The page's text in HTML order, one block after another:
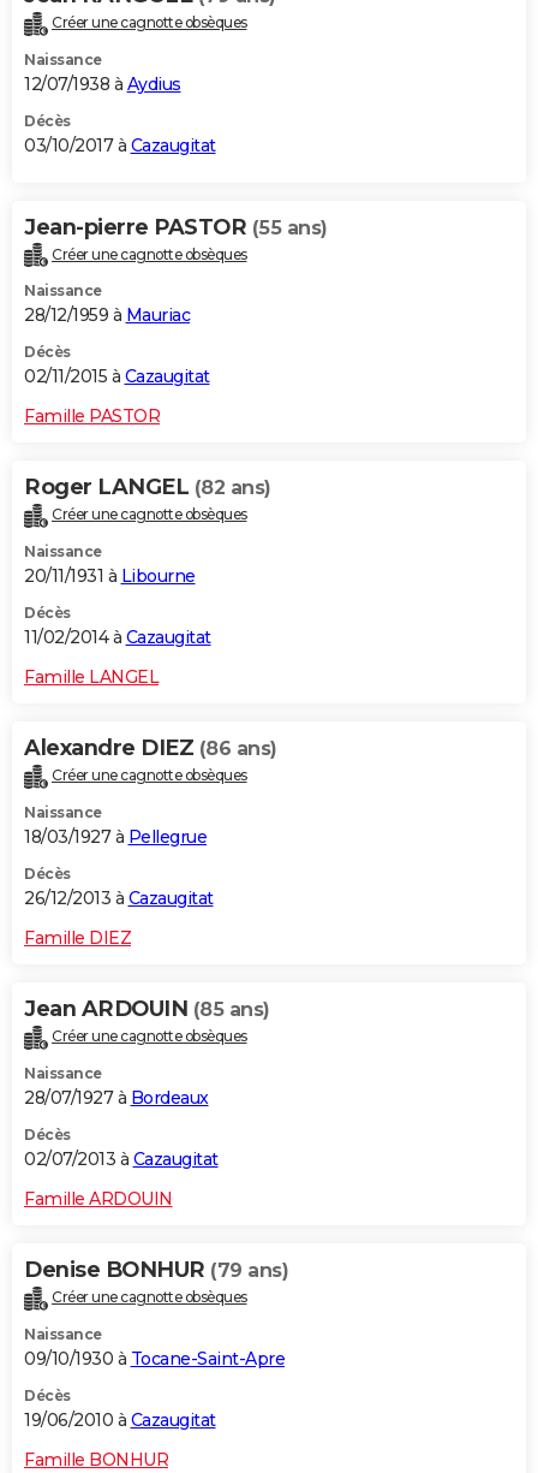
Créer une cagnotte obsèques
Naissance
12/07/1938 à Aydius
Décès
03/10/2017 à Cazaugitat
Jean-pierre PASTOR (55 ans)
Créer une cagnotte obsèques
Naissance
28/12/1959 à Mauriac
Décès
02/11/2015 à Cazaugitat
Famille PASTOR
Roger LANGEL (82 ans)
Créer une cagnotte obsèques
Naissance
20/11/1931 à Libourne
Décès
11/02/2014 à Cazaugitat
Famille LANGEL
Alexandre DIEZ (86 ans)
Créer une cagnotte obsèques
Naissance
18/03/1927 à Pellegrue
Décès
26/12/2013 à Cazaugitat
Famille DIEZ
Jean ARDOUIN (85 ans)
Créer une cagnotte obsèques
Naissance
28/07/1927 à Bordeaux
Décès
02/07/2013 à Cazaugitat
Famille ARDOUIN
Denise BONHUR (79 ans)
Créer une cagnotte obsèques
Naissance
09/10/1930 à Tocane-Saint-Apre
Décès
19/06/2010 à Cazaugitat
Famille BONHUR